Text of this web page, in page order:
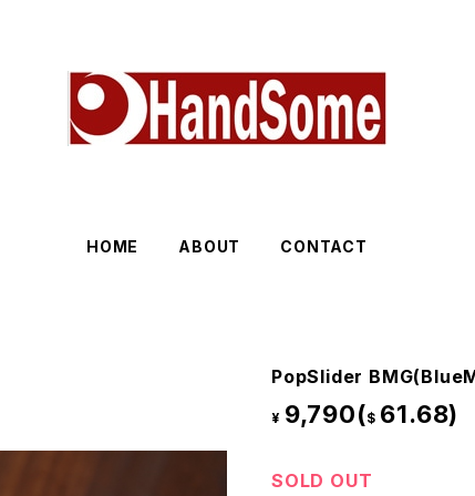
HOME ABOUT CONTACT
PopSlider
¥ 9,790($ 61.68)
SOLD OUT